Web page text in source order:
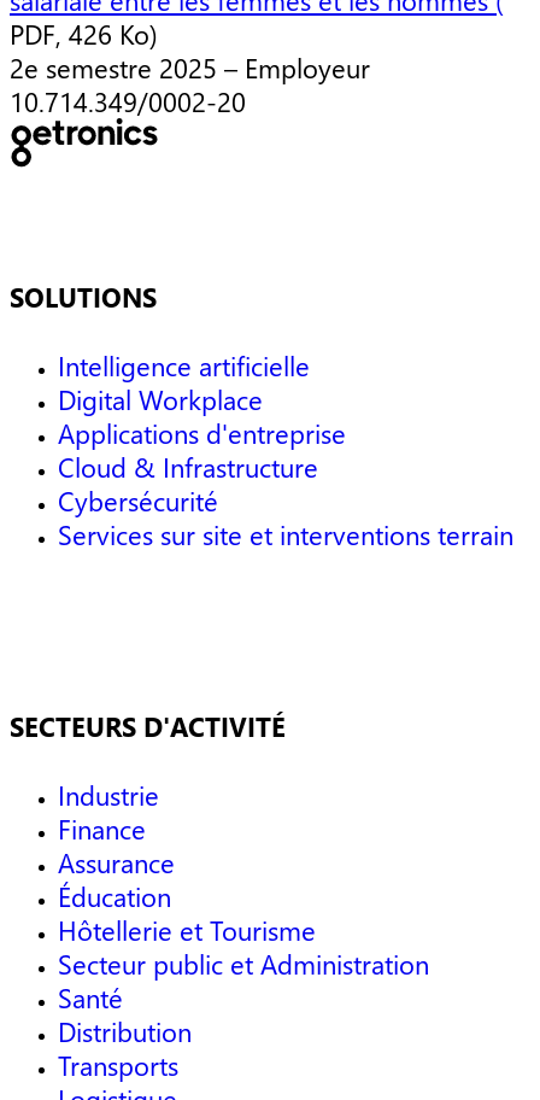
PDF, 426 Ko)
2e semestre 2025 – Employeur
10.714.349/0002-20
SOLUTIONS
Intelligence artificielle
Digital Workplace
Applications d'entreprise
Cloud & Infrastructure
Cybersécurité
Services sur site et interventions terrain
SECTEURS D'ACTIVITÉ
Industrie
Finance
Assurance
Éducation
Hôtellerie et Tourisme
Secteur public et Administration
Santé
Distribution
Transports